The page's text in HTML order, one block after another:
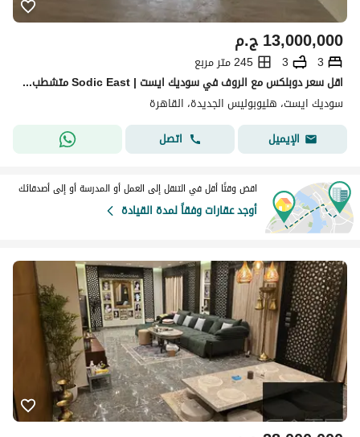
ج.م13,000,000
3
3
245 متر مربع
اقل سعر دوبلكس مع الروف في سوديك ايست | Sodic East متشطب بالكامل بموقع متميز مباشرةً علي مساحات خضراء
سوديك ايست، هليوبوليس الجديدة، القاهرة
الإيميل
اتصل
اقض وقتًا أقل في التنقل إلى العمل أو المدرسة أو إلى أصدقائك
أوجد عقارات وفقاً لمدة القيادة